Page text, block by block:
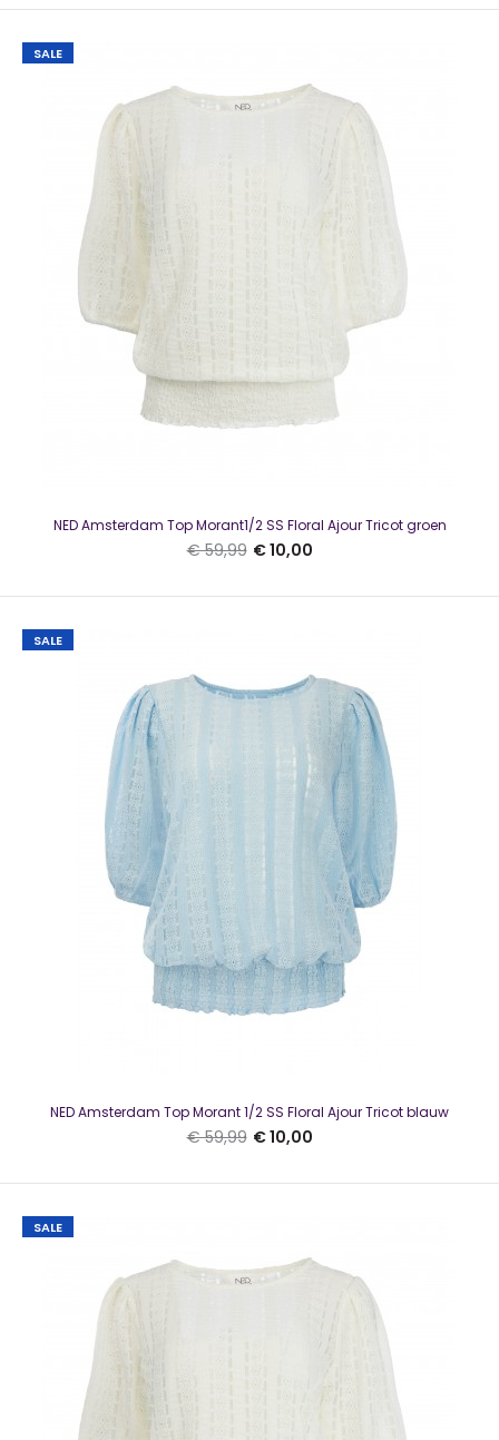
KAlizza Polo Knit Grenadine
€ 49,95 € 10,00
een polosluiting.De polo heeft korte mouwen, ..
€ 34,95 € 10,00
Kaffe O-neck pullover KALizza Ultramarine SLMooie trui van
Kaffe in de kleur blauw Het model heeft e..
SALE
NED Amsterdam Top Morant1/2 SS Floral Ajour Tricot groen
€ 59,99 € 10,00
SALE
NED Amsterdam Top Morant 1/2 SS Floral Ajour Tricot blauw
€ 59,99 € 10,00
SALE